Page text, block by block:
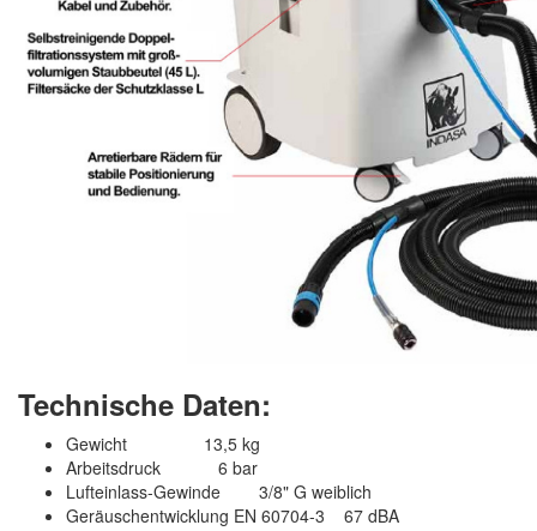
Technische Daten:
Gewicht 13,5 kg
Arbeitsdruck 6 bar
Lufteinlass-Gewinde 3/8" G weiblich
Geräuschentwicklung EN 60704-3 67 dBA